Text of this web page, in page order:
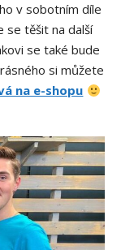
v sobotním díle
se těšit na další
se také bude
si můžete
na e-shopu